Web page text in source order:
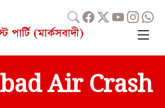
Air Crash